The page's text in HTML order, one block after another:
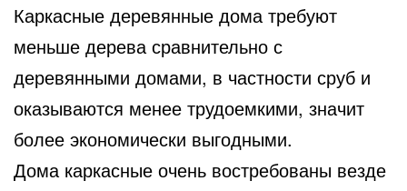
Каркасные деревянные дома требуют
меньше дерева сравнительно с
деревянными домами, в частности сруб и
оказываются менее трудоемкими, значит
более экономически выгодными.
Дома каркасные очень востребованы везде